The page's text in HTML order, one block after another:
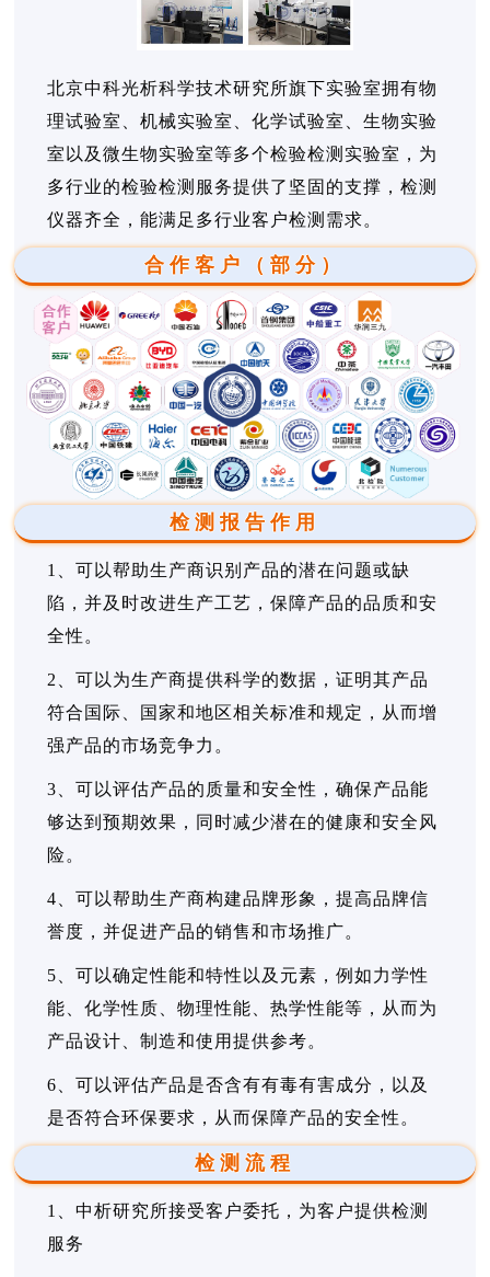
北京中科光析科学技术研究所旗下实验室拥有物
理试验室、机械实验室、化学试验室、生物实验
室以及微生物实验室等多个检验检测实验室，为
多行业的检验检测服务提供了坚固的支撑，检测
仪器齐全，能满足多行业客户检测需求。
合作客户（部分）
检测报告作用
1、可以帮助生产商识别产品的潜在问题或缺
陷，并及时改进生产工艺，保障产品的品质和安
全性。
2、可以为生产商提供科学的数据，证明其产品
符合国际、国家和地区相关标准和规定，从而增
强产品的市场竞争力。
3、可以评估产品的质量和安全性，确保产品能
够达到预期效果，同时减少潜在的健康和安全风
险。
4、可以帮助生产商构建品牌形象，提高品牌信
誉度，并促进产品的销售和市场推广。
5、可以确定性能和特性以及元素，例如力学性
能、化学性质、物理性能、热学性能等，从而为
产品设计、制造和使用提供参考。
6、可以评估产品是否含有有毒有害成分，以及
是否符合环保要求，从而保障产品的安全性。
检测流程
1、中析研究所接受客户委托，为客户提供检测
服务